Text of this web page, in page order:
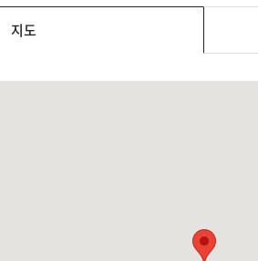
지도